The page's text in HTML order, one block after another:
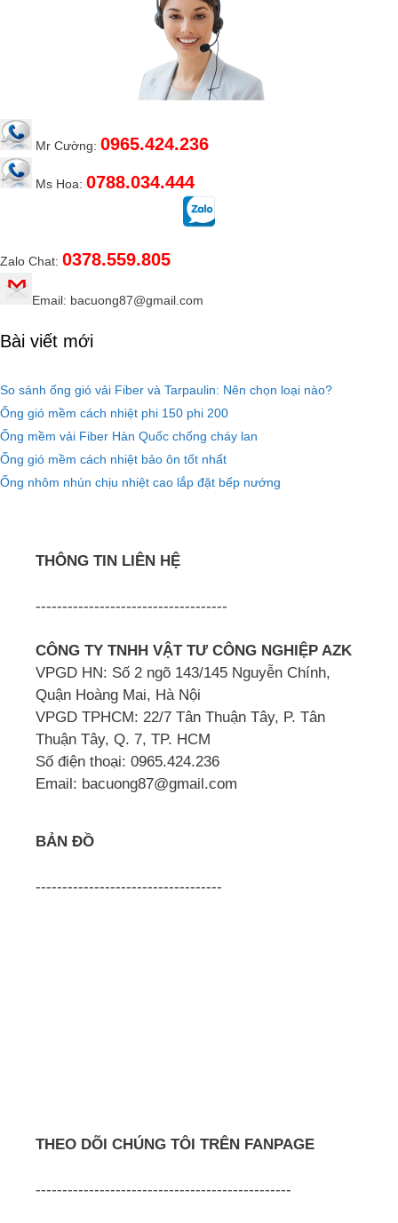
Mr Cường: 0965.424.236
Ms Hoa: 0788.034.444
Zalo Chat: 0378.559.805
Email: bacuong87@gmail.com
Bài viết mới
So sánh ống gió vải Fiber và Tarpaulin: Nên chọn loại nào?
Ống gió mềm cách nhiệt phi 150 phi 200
Ống mềm vải Fiber Hàn Quốc chống cháy lan
Ống gió mềm cách nhiệt bảo ôn tốt nhất
Ống nhôm nhún chịu nhiệt cao lắp đặt bếp nướng
THÔNG TIN LIÊN HỆ
------------------------------------
CÔNG TY TNHH VẬT TƯ CÔNG NGHIỆP AZK
VPGD HN: Số 2 ngõ 143/145 Nguyễn Chính,
Quận Hoàng Mai, Hà Nội
VPGD TPHCM: 22/7 Tân Thuận Tây, P. Tân
Thuận Tây, Q. 7, TP. HCM
Số điện thoại: 0965.424.236
Email: bacuong87@gmail.com
BẢN ĐỒ
-----------------------------------
THEO DÕI CHÚNG TÔI TRÊN FANPAGE
------------------------------------------------